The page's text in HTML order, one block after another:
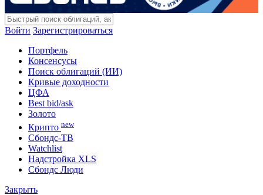
Войти Зарегистрироваться
Портфель
Консенсусы
Поиск облигаций (ИИ)
Кривые доходности
ЦФА
Best bid/ask
Золото
Крипто new
Сбондс-ТВ
Watchlist
Надстройка XLS
Сбондс Люди
Закрыть